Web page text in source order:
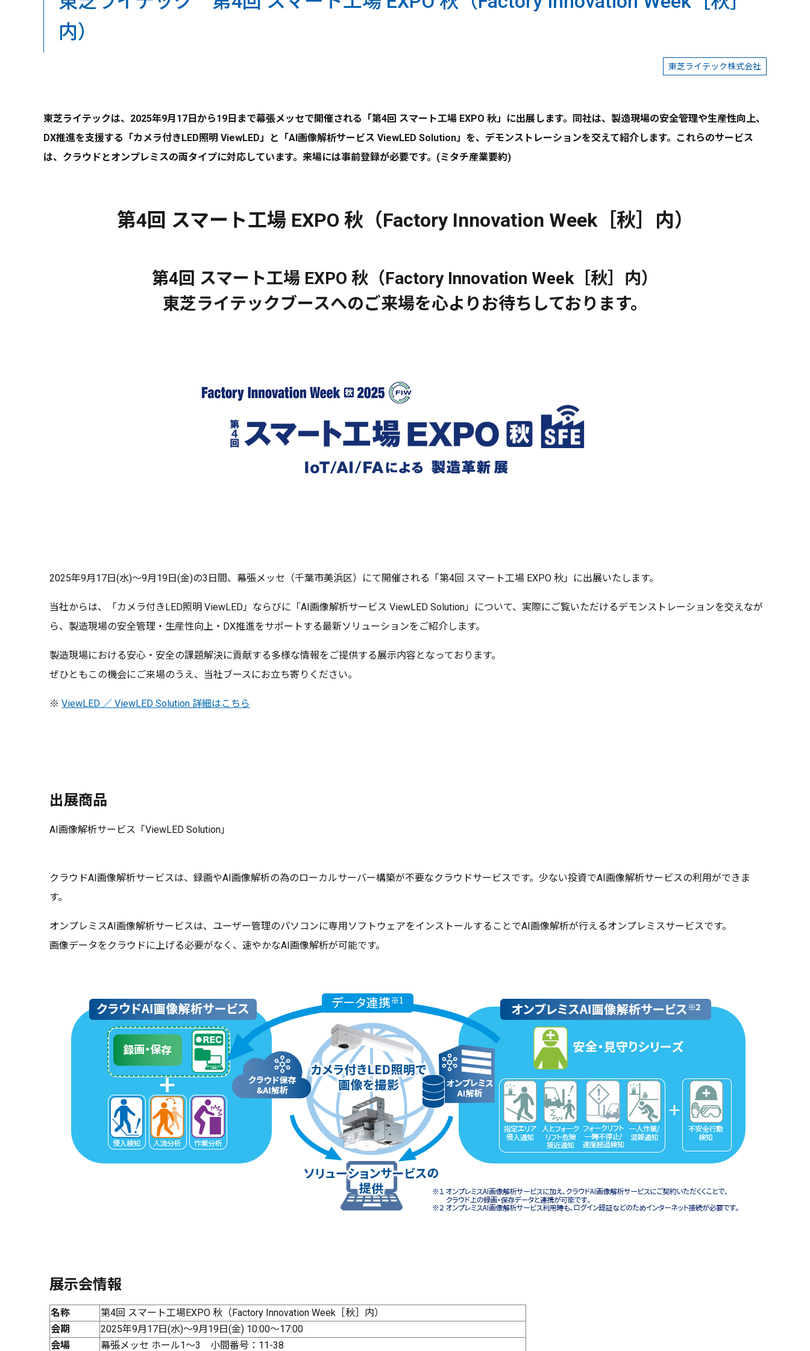
内）
東芝ライテック株式会社
東芝ライテックは、2025年9月17日から19日まで幕張メッセで開催される「第4回 スマート工場 EXPO 秋」に出展します。同社は、製造現場の安全管理や生産性向上、
DX推進を支援する「カメラ付きLED照明 ViewLED」と「AI画像解析サービス ViewLED Solution」を、デモンストレーションを交えて紹介します。これらのサービス
は、クラウドとオンプレミスの両タイプに対応しています。来場には事前登録が必要です。(ミタチ産業要約)
第4回 スマート工場 EXPO 秋（Factory Innovation Week［秋］内）
第4回 スマート工場 EXPO 秋（Factory Innovation Week［秋］内）
東芝ライテックブースへのご来場を心よりお待ちしております。
2025年9月17日(水)～9月19日(金)の3日間、幕張メッセ（千葉市美浜区）にて開催される「第4回 スマート工場 EXPO 秋」に出展いたします。
当社からは、「カメラ付きLED照明 ViewLED」ならびに「AI画像解析サービス ViewLED Solution」について、実際にご覧いただけるデモンストレーションを交えなが
ら、製造現場の安全管理・生産性向上・DX推進をサポートする最新ソリューションをご紹介します。
製造現場における安心・安全の課題解決に貢献する多様な情報をご提供する展示内容となっております。
ぜひともこの機会にご来場のうえ、当社ブースにお立ち寄りください。
※ ViewLED ／ ViewLED Solution 詳細はこちら
出展商品
AI画像解析サービス「ViewLED Solution」
クラウドAI画像解析サービスは、録画やAI画像解析の為のローカルサーバー構築が不要なクラウドサービスです。少ない投資でAI画像解析サービスの利用ができま
す。
オンプレミスAI画像解析サービスは、ユーザー管理のパソコンに専用ソフトウェアをインストールすることでAI画像解析が行えるオンプレミスサービスです。
画像データをクラウドに上げる必要がなく、速やかなAI画像解析が可能です。
展示会情報
名称
第4回 スマート工場EXPO 秋（Factory Innovation Week［秋］内）
会期
2025年9月17日(水)～9月19日(金) 10:00～17:00
会場
幕張メッセ ホール1～3 小間番号：11-38